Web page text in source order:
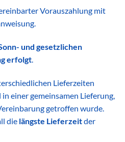
Vorauszahlung mit
und gesetzlichen
erfolgt.
Lieferzeiten
einer gemeinsamen Lieferung,
getroffen wurde.
die längste Lieferzeitder